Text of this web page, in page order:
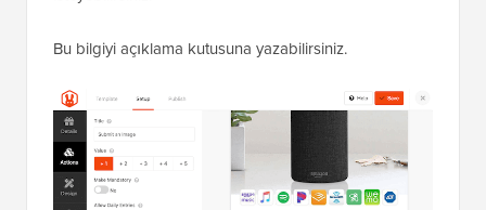
Bu bilgiyi açıklama kutusuna yazabilirsiniz.